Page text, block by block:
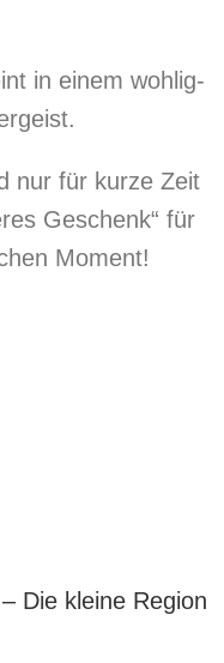
in einem wohlig-
nur für kurze Zeit
Geschenk“ für
Moment!
Die kleine Region